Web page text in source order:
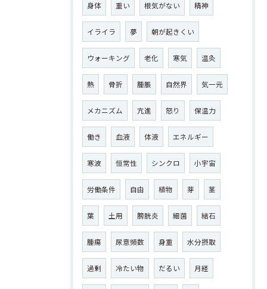
身体 重い 根気がない 精神
イライラ 夢 朝が起きくい
ウォーキング 老化 寒気 温灸
熱 骨折 腫脹 自然界 気一元
メカニズム 亢進 怒り 保温力
働き 血液 体液 エネルギー
寒波 恒常性 シンクロ 小宇宙
労働条件 自由 植物 芽 茎
葉 土用 膀胱炎 細菌 結石
腫瘍 尿意頻数 身重 水分摂取
過剰 冷たい物 だるい 月経